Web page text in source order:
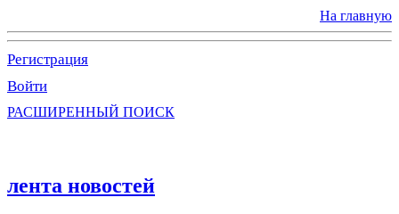
На главную
Регистрация
Войти
РАСШИРЕННЫЙ ПОИСК
лента новостей